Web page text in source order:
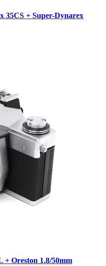
35CS + Super-Dynarex
+ Oreston 1.8/50mm